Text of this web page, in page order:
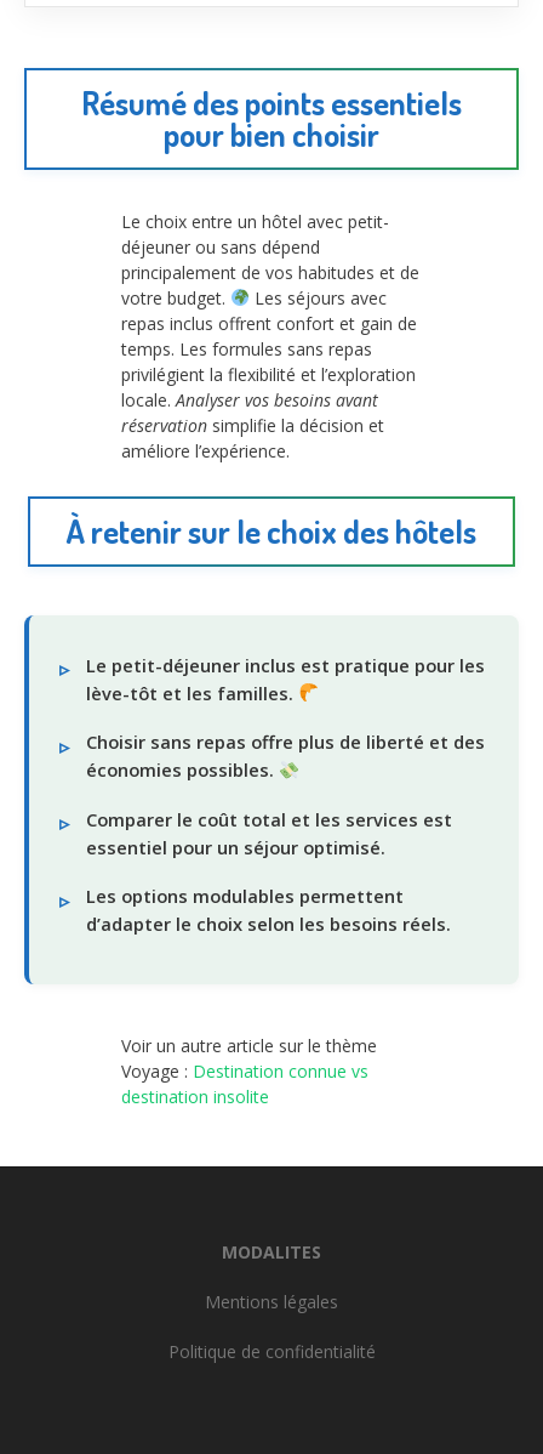
Résumé des points essentiels
pour bien choisir
Le choix entre un hôtel avec petit-
déjeuner ou sans dépend
principalement de vos habitudes et de
votre budget.
Les séjours avec
repas inclus offrent confort et gain de
temps. Les formules sans repas
privilégient la flexibilité et l’exploration
locale.Analyser vos besoins avant
réservation simplifie la décision et
améliore l’expérience.
À retenir sur le choix des hôtels
Le petit-déjeuner inclus est pratique pour les
lève-tôt et les familles.
Choisir sans repas offre plus de liberté et des
économies possibles.
Comparer le coût total et les services est
essentiel pour un séjour optimisé.
Les options modulables permettent
d’adapter le choix selon les besoins réels.
Voir un autre article sur le thème
Voyage : Destination connue vs
destination insolite
MODALITES
Mentions légales
Politique de confidentialité